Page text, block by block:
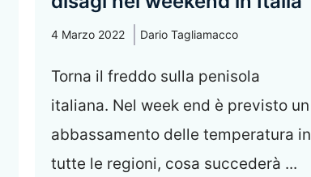
4 Marzo 2022 Dario Tagliamacco
Torna il freddo sulla penisola
italiana. Nel week end è previsto un
abbassamento delle temperatura in
tutte le regioni, cosa succederà ...